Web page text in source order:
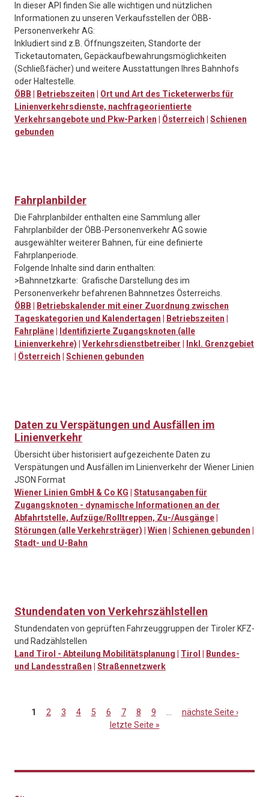
In dieser API finden Sie alle wichtigen und nützlichen
Informationen zu unseren Verkaufsstellen der ÖBB-
Personenverkehr AG:
Inkludiert sind z.B. Öffnungszeiten, Standorte der
Ticketautomaten, Gepäckaufbewahrungsmöglichkeiten
(Schließfächer) und weitere Ausstattungen Ihres Bahnhofs
oder Haltestelle.
ÖBB
Betriebszeiten
Ort und Art des Ticketerwerbs für
Linienverkehrsdienste, nachfrageorientierte
Verkehrsangebote und Pkw-Parken
Österreich
Schienen
gebunden
Fahrplanbilder
Die Fahrplanbilder enthalten eine Sammlung aller
Fahrplanbilder der ÖBB-Personenverkehr AG sowie
ausgewählter weiterer Bahnen, für eine definierte
Fahrplanperiode.
Folgende Inhalte sind darin enthalten:
>Bahnnetzkarte: Grafische Darstellung des im
Personenverkehr befahrenen Bahnnetzes Österreichs.
ÖBB
Betriebskalender mit einer Zuordnung zwischen
Tageskategorien und Kalendertagen
Betriebszeiten
Fahrpläne
Identifizierte Zugangsknoten (alle
Linienverkehre)
Verkehrsdienstbetreiber
Inkl. Grenzgebiet
Österreich Schienen gebunden
Daten zu Verspätungen und Ausfällen im
Linienverkehr
Übersicht über historisiert aufgezeichente Daten zu
Verspätungen und Ausfällen im Linienverkehr der Wiener Linien
JSON Format
Wiener Linien GmbH & Co KG
Statusangaben für
Zugangsknoten - dynamische Informationen an der
Abfahrtstelle, Aufzüge/Rolltreppen, Zu-/Ausgänge
Störungen (alle Verkehrsträger)
Wien Schienen gebunden
Stadt- und U-Bahn
Stundendaten von Verkehrszählstellen
Stundendaten von geprüften Fahrzeuggruppen der Tiroler KFZ-
und Radzählstellen
Land Tirol - Abteilung Mobilitätsplanung
Tirol
Bundes-
und Landesstraßen
Straßennetzwerk
1 2 3 4 5 6 7 8 9
nächste Seite ›
letzte Seite »